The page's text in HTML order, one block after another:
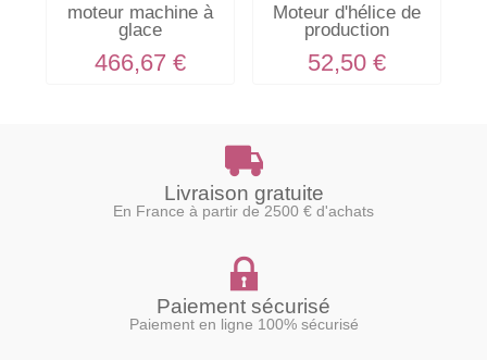
moteur machine à
glace
466,67 €
Moteur d'hélice de
production
52,50 €
Livraison gratuite
En France à partir de 2500 € d'achats
Paiement sécurisé
Paiement en ligne 100% sécurisé